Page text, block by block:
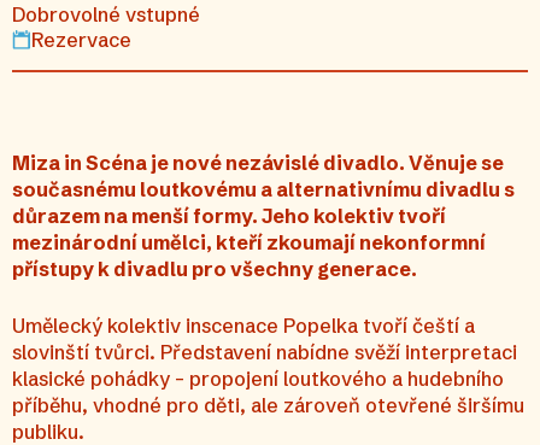
Dobrovolné vstupné
Rezervace
Miza in Scéna je nové nezávislé divadlo. Věnuje se
současnému loutkovému a alternativnímu divadlu s
důrazem na menší formy. Jeho kolektiv tvoří
mezinárodní umělci, kteří zkoumají nekonformní
přístupy k divadlu pro všechny generace.
Umělecký kolektiv inscenace Popelka tvoří čeští a
slovinští tvůrci. Představení nabídne svěží interpretaci
klasické pohádky – propojení loutkového a hudebního
příběhu, vhodné pro děti, ale zároveň otevřené širšímu
publiku.